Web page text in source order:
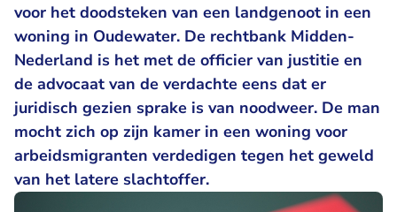
voor het doodsteken van een landgenoot in een
woning in Oudewater. De rechtbank Midden-
Nederland is het met de officier van justitie en
de advocaat van de verdachte eens dat er
juridisch gezien sprake is van noodweer. De man
mocht zich op zijn kamer in een woning voor
arbeidsmigranten verdedigen tegen het geweld
van het latere slachtoffer.